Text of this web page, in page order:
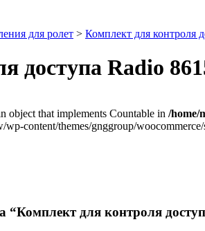
для ролет > Комплект для контроля
доступа Radio
object that implements Countable in /home/
content/themes/gnggroup/
“Комплект для контроля